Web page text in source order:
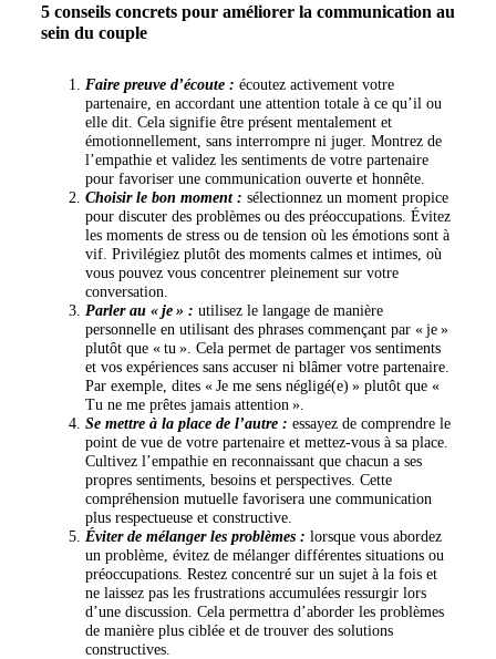
5 conseils concrets pour améliorer la communication au
sein du couple
Faire preuve d’écoute : écoutez activement votre
partenaire, en accordant une attention totale à ce qu’il ou
elle dit. Cela signifie être présent mentalement et
émotionnellement, sans interrompre ni juger. Montrez de
l’empathie et validez les sentiments de votre partenaire
pour favoriser une communication ouverte et honnête.
Choisir le bon moment : sélectionnez un moment propice
pour discuter des problèmes ou des préoccupations. Évitez
les moments de stress ou de tension où les émotions sont à
vif. Privilégiez plutôt des moments calmes et intimes, où
vous pouvez vous concentrer pleinement sur votre
conversation.
Parler au « je » : utilisez le langage de manière
personnelle en utilisant des phrases commençant par « je »
plutôt que « tu ». Cela permet de partager vos sentiments
et vos expériences sans accuser ni blâmer votre partenaire.
Par exemple, dites « Je me sens négligé(e) » plutôt que «
Tu ne me prêtes jamais attention ».
Se mettre à la place de l’autre : essayez de comprendre le
point de vue de votre partenaire et mettez-vous à sa place.
Cultivez l’empathie en reconnaissant que chacun a ses
propres sentiments, besoins et perspectives. Cette
compréhension mutuelle favorisera une communication
plus respectueuse et constructive.
Éviter de mélanger les problèmes : lorsque vous abordez
un problème, évitez de mélanger différentes situations ou
préoccupations. Restez concentré sur un sujet à la fois et
ne laissez pas les frustrations accumulées ressurgir lors
d’une discussion. Cela permettra d’aborder les problèmes
de manière plus ciblée et de trouver des solutions
constructives.